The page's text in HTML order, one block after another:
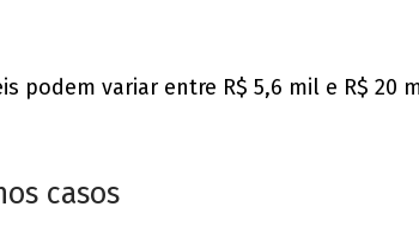
podem variar entre R$ 5,6 mil e R$ 20
casos